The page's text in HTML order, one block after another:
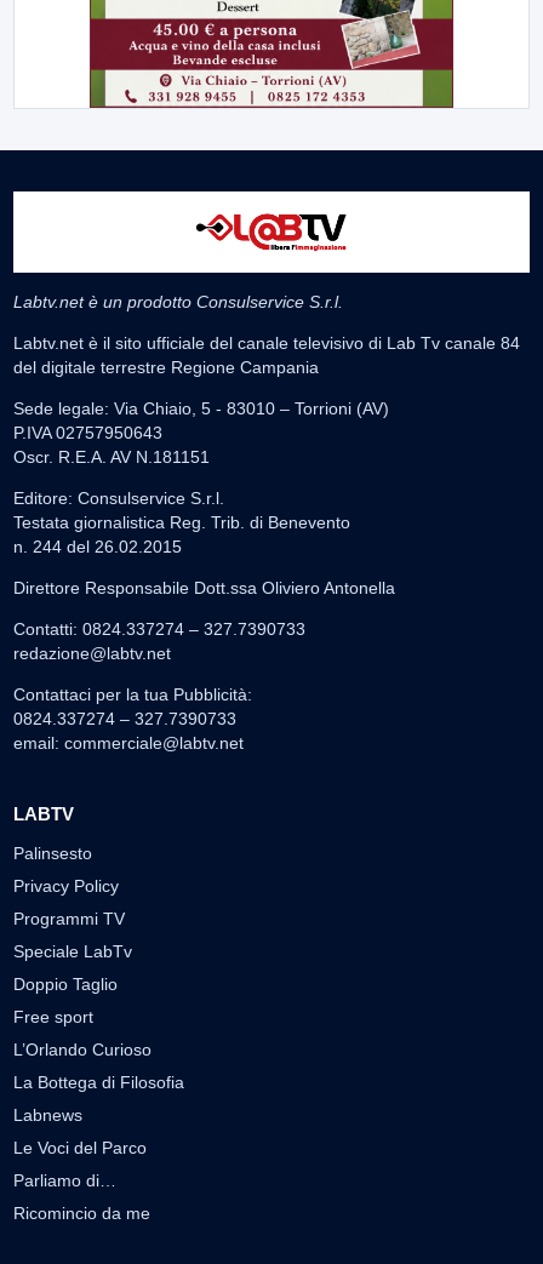
Labtv.net è un prodotto Consulservice S.r.l.
Labtv.net è il sito ufficiale del canale televisivo di Lab Tv canale 84
del digitale terrestre Regione Campania
Sede legale: Via Chiaio, 5 - 83010 – Torrioni (AV)
P.IVA 02757950643
Oscr. R.E.A. AV N.181151
Editore: Consulservice S.r.l.
Testata giornalistica Reg. Trib. di Benevento
n. 244 del 26.02.2015
Direttore Responsabile Dott.ssa Oliviero Antonella
Contatti: 0824.337274 – 327.7390733
redazione@labtv.net
Contattaci per la tua Pubblicità:
0824.337274 – 327.7390733
email: commerciale@labtv.net
LABTV
Palinsesto
Privacy Policy
Programmi TV
Speciale LabTv
Doppio Taglio
Free sport
L’Orlando Curioso
La Bottega di Filosofia
Labnews
Le Voci del Parco
Parliamo di…
Ricomincio da me